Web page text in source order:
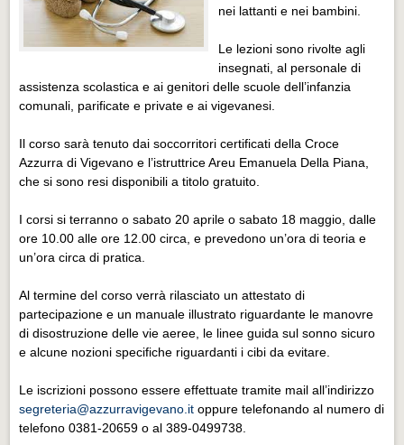
EVENTI
Eventi Vigevano
Eventi Vigevano
Eventi Pavia
Eventi Pavia
nei lattanti e nei bambini.
Le lezioni sono rivolte agli
insegnati, al personale di
assistenza scolastica e ai genitori delle scuole dell’infanzia
comunali, parificate e private e ai vigevanesi.
Il corso sarà tenuto dai soccorritori certificati della Croce
Azzurra di Vigevano e l’istruttrice Areu Emanuela Della Piana,
che si sono resi disponibili a titolo gratuito.
I corsi si terranno o sabato 20 aprile o sabato 18 maggio, dalle
ore 10.00 alle ore 12.00 circa, e prevedono un’ora di teoria e
un’ora circa di pratica.
Al termine del corso verrà rilasciato un attestato di
partecipazione e un manuale illustrato riguardante le manovre
di disostruzione delle vie aeree, le linee guida sul sonno sicuro
e alcune nozioni specifiche riguardanti i cibi da evitare.
Le iscrizioni possono essere effettuate tramite mail all’indirizzo
segreteria@azzurravigevano.it oppure telefonando al numero di
telefono 0381-20659 o al 389-0499738.